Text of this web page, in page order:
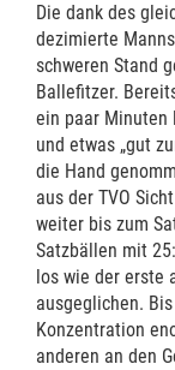
Die dank des
dezimierte
schweren Stand
Ballefitzer.
ein paar Minuten
und etwas „gut
die Hand
aus der TVO
weiter bis zum
Satzbällen mit
los wie der erste
ausgeglichen.
Konzentration
anderen an den